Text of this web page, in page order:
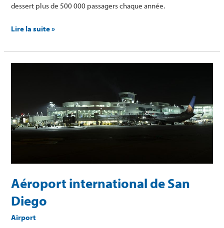
dessert plus de 500 000 passagers chaque année.
Lire la suite »
Aéroport international de San
Diego
Airport
Diego